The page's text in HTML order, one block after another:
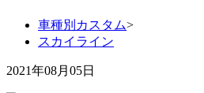
車種別カスタム>
スカイライン
2021年08月05日